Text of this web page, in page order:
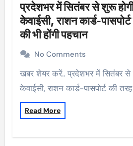
प्रदेशभर में सितंबर से शुरू होगी
केवाईसी, राशन कार्ड-
की भी होंगी पहचान
No Comments
खबर शेयर करें.. प्रदेशभर में सितंबर से शुरू होगी स्मार्ट मीटर
केवाईसी, राशन कार्ड-पासपोर्ट की
Read More